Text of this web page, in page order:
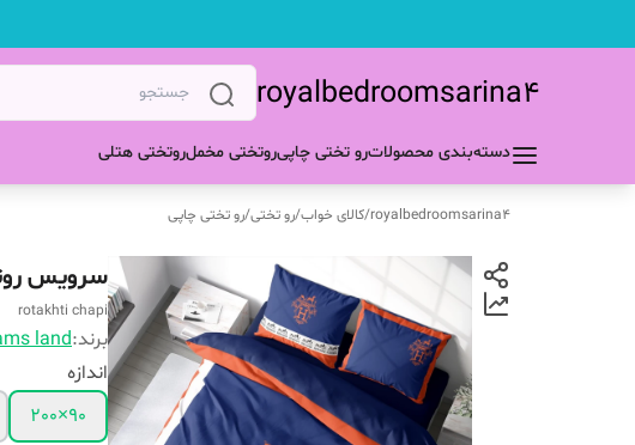
royalbedroomsarina4
دسته‌بندی محصولاترو تختی چاپیروتختی مخملروتختی هتلی
royalbedroomsarina4
/کالای خواب/رو تختی/رو تختی چاپی
سرویس
rotakhti chapi
برند:land
اندازه
90×200